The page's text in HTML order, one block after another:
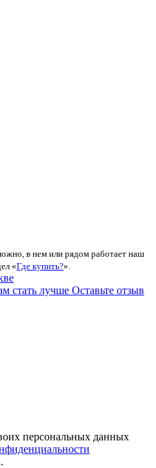
в нем или рядом работает наш
«Где купить?».
стать лучше Оставьте отзыв
персональных данных